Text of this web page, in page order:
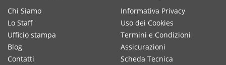
Chi Siamo
Lo Staff
Ufficio stampa
Blog
Contatti
Informativa Privacy
Uso dei Cookies
Termini e Condizioni
Assicurazioni
Scheda Tecnica